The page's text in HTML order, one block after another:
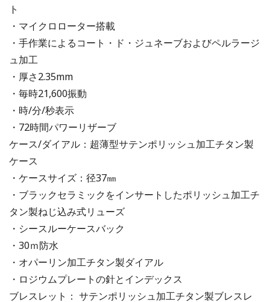
ト
・マイクロローター搭載
・手作業によるコート・ド・ジュネーブおよびペルラージ
ュ加工
・厚さ2.35mm
・毎時21,600振動
・時/分/秒表示
・72時間パワーリザーブ
ケース/ダイアル：超薄型サテンポリッシュ加工チタン製
ケース
・ケースサイズ：径37㎜
・ブラックセラミックをインサートしたポリッシュ加工チ
タン製ねじ込み式リューズ
・シースルーケースバック
・30ｍ防水
・オパーリン加工チタン製ダイアル
・ロジウムプレートの針とインデックス
ブレスレット： サテンポリッシュ加工チタン製ブレスレ